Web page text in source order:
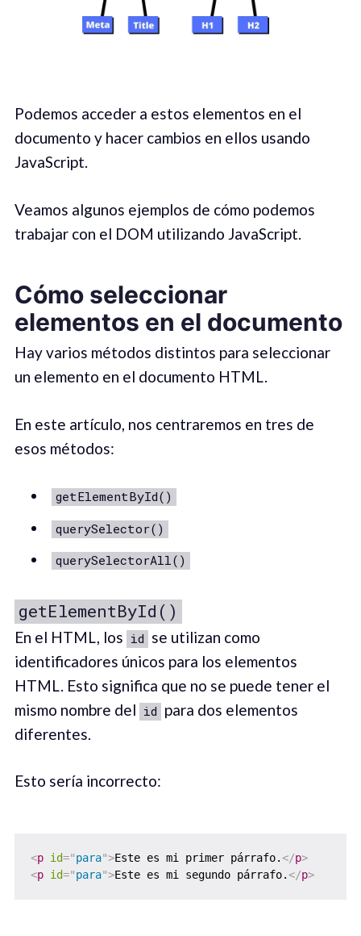
Podemos acceder a estos elementos en el
documento y hacer cambios en ellos usando
JavaScript.
Veamos algunos ejemplos de cómo podemos
trabajar con el DOM utilizando JavaScript.
Cómo seleccionar
elementos en el documento
Hay varios métodos distintos para seleccionar
un elemento en el documento HTML.
En este artículo, nos centraremos en tres de
esos métodos:
getElementById()
querySelector()
querySelectorAll()
getElementById()
En el HTML, los id se utilizan como
identificadores únicos para los elementos
HTML. Esto significa que no se puede tener el
mismo nombre del id para dos elementos
diferentes.
Esto sería incorrecto:
<p id="para">Este es mi primer párrafo.</p>
<p id="para">Este es mi segundo párrafo.</p>